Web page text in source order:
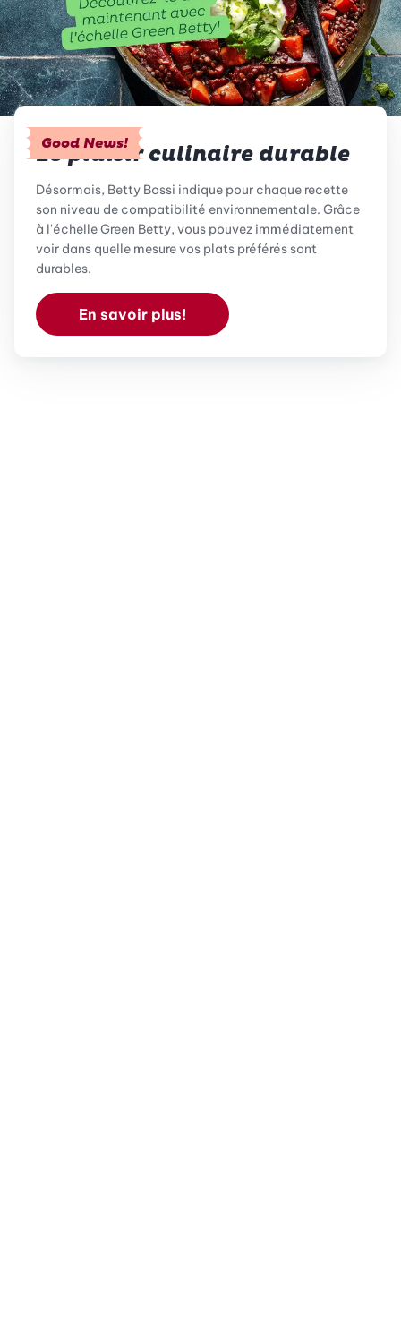
Good News!
Le plaisir culinaire durable
Désormais, Betty Bossi indique pour chaque recette
son niveau de compatibilité environnementale. Grâce
à l'échelle Green Betty, vous pouvez immédiatement
voir dans quelle mesure vos plats préférés sont
durables.
En savoir plus!